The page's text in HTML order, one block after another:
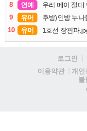
8
연예 우리 메이 절대
9
유머 후방)인방 누나
10
유머 1호선 장판파
로그인
이용약관
개인
불